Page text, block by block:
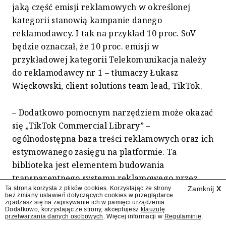
jaką część emisji reklamowych w określonej
kategorii stanowią kampanie danego
reklamodawcy. I tak na przykład 10 proc. SoV
będzie oznaczał, że 10 proc. emisji w
przykładowej kategorii Telekomunikacja należy
do reklamodawcy nr 1 – tłumaczy Łukasz
Więckowski, client solutions team lead, TikTok.
– Dodatkowo pomocnym narzędziem może okazać
się „TikTok Commercial Library” –
ogólnodostępna baza treści reklamowych oraz ich
estymowanego zasięgu na platformie. Ta
biblioteka jest elementem budowania
transparentnego systemu reklamowego przez
TikToka.
***
Zamknij X
Ta strona korzysta z plików cookies. Korzystając ze strony
bez zmiany ustawień dotyczących cookies w przeglądarce
zgadzasz się na zapisywanie ich w pamięci urządzenia.
Dodatkowo, korzystając ze strony, akceptujesz klauzulę
przetwarzania danych osobowych . Więcej informacji w Regulaminie.